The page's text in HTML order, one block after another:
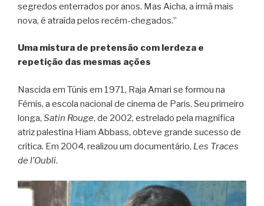
segredos enterrados por anos. Mas Aicha, a irmã mais
nova, é atraída pelos recém-chegados.”
Uma mistura de pretensão com lerdeza e
repetição das mesmas ações
Nascida em Túnis em 1971, Raja Amari se formou na
Fémis, a escola nacional de cinema de Paris. Seu primeiro
longa, Satin Rouge, de 2002, estrelado pela magnífica
atriz palestina Hiam Abbass, obteve grande sucesso de
crítica. Em 2004, realizou um documentário, Les Traces
de l’Oubli.